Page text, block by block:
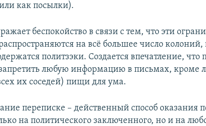
как посылки).
беспокойство в связи с тем, что эти
на всё большее число колоний,
политзэки. Создается впечатление,
любую информацию в письмах, кроме
их соседей) пищи для ума.
переписке – действенный способ оказания
на политического заключенного, но и на